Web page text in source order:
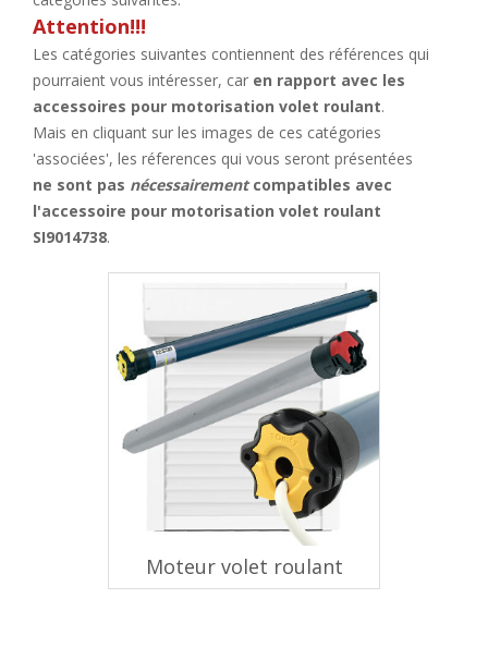
Attention!!!
Les catégories suivantes contiennent des références qui
pourraient vous intéresser, car en rapport avec les
accessoires pour motorisation volet roulant.
Mais en cliquant sur les images de ces catégories
'associées', les réferences qui vous seront présentées
ne sont pas nécessairementcompatibles avec
l'accessoire pour motorisation volet roulant
SI9014738.
Moteur volet roulant